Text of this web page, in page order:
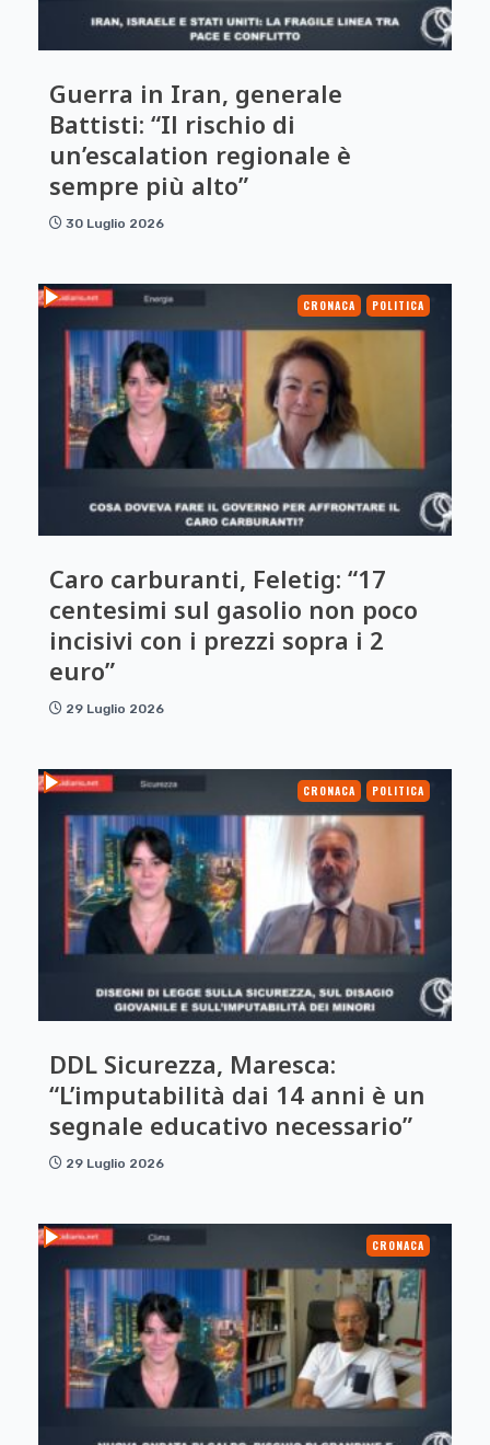
Guerra in Iran, generale
Battisti: “Il rischio di
un’escalation regionale è
sempre più alto”
30 Luglio 2026
CRONACA POLITICA
Caro carburanti, Feletig: “17
centesimi sul gasolio non poco
incisivi con i prezzi sopra i 2
euro”
29 Luglio 2026
CRONACA POLITICA
DDL Sicurezza, Maresca:
“L’imputabilità dai 14 anni è un
segnale educativo necessario”
29 Luglio 2026
CRONACA